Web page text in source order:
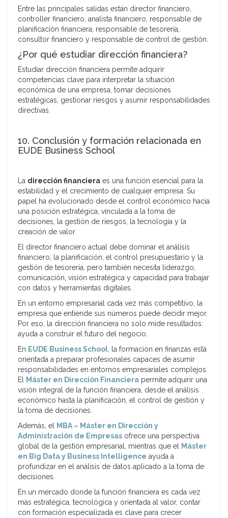
Entre las principales salidas están director financiero,
controller financiero, analista financiero, responsable de
planificación financiera, responsable de tesorería,
consultor financiero y responsable de control de gestión.
¿Por qué estudiar dirección financiera?
Estudiar dirección financiera permite adquirir
competencias clave para interpretar la situación
económica de una empresa, tomar decisiones
estratégicas, gestionar riesgos y asumir responsabilidades
directivas.
10. Conclusión y formación relacionada en
EUDE Business School
La dirección financiera es una función esencial para la
estabilidad y el crecimiento de cualquier empresa. Su
papel ha evolucionado desde el control económico hacia
una posición estratégica, vinculada a la toma de
decisiones, la gestión de riesgos, la tecnología y la
creación de valor.
El director financiero actual debe dominar el análisis
financiero, la planificación, el control presupuestario y la
gestión de tesorería, pero también necesita liderazgo,
comunicación, visión estratégica y capacidad para trabajar
con datos y herramientas digitales.
En un entorno empresarial cada vez más competitivo, la
empresa que entiende sus números puede decidir mejor.
Por eso, la dirección financiera no solo mide resultados:
ayuda a construir el futuro del negocio.
En EUDE Business School, la formación en finanzas está
orientada a preparar profesionales capaces de asumir
responsabilidades en entornos empresariales complejos.
El Máster en Dirección Financiera permite adquirir una
visión integral de la función financiera, desde el análisis
económico hasta la planificación, el control de gestión y
la toma de decisiones.
Además, el MBA – Máster en Dirección y
Administración de Empresas ofrece una perspectiva
global de la gestión empresarial, mientras que el Máster
en Big Data y Business Intelligence ayuda a
profundizar en el análisis de datos aplicado a la toma de
decisiones.
En un mercado donde la función financiera es cada vez
más estratégica, tecnológica y orientada al valor, contar
con formación especializada es clave para crecer